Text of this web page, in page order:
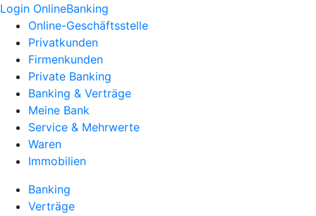
Login OnlineBanking
Online-Geschäftsstelle
Privatkunden
Firmenkunden
Private Banking
Banking & Verträge
Meine Bank
Service & Mehrwerte
Waren
Immobilien
Banking
Verträge